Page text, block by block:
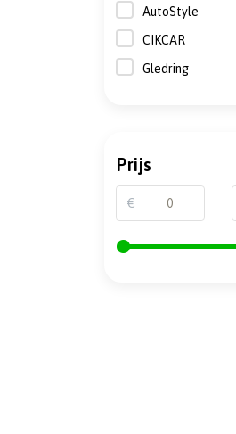
AutoStyle
CIKCAR
Gledring
Prijs
€